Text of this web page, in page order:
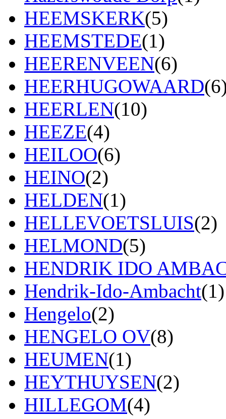
HEEMSKERK(5)
HEEMSTEDE(1)
HEERENVEEN(6)
HEERHUGOWAARD
HEERLEN(10)
HEEZE(4)
HEILOO(6)
HEINO(2)
HELDEN(1)
HELLEVOETSLUIS(2)
HELMOND(5)
HENDRIK IDO
Hendrik-Ido-Ambacht(1)
Hengelo(2)
HENGELO OV(8)
HEUMEN(1)
HEYTHUYSEN(2)
HILLEGOM(4)